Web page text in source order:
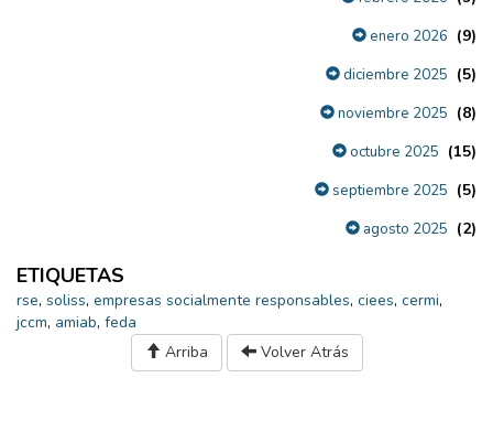
enero 2026 (9)
diciembre 2025 (5)
noviembre 2025 (8)
octubre 2025 (15)
septiembre 2025 (5)
agosto 2025 (2)
ETIQUETAS
rse, soliss, empresas socialmente responsables, ciees, cermi,
jccm, amiab, feda
Arriba
Volver Atrás